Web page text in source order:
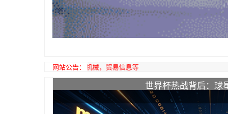
网站公告：
世界杯热战背后：球
商家入驻 推荐
发稿平台 树立您的品牌